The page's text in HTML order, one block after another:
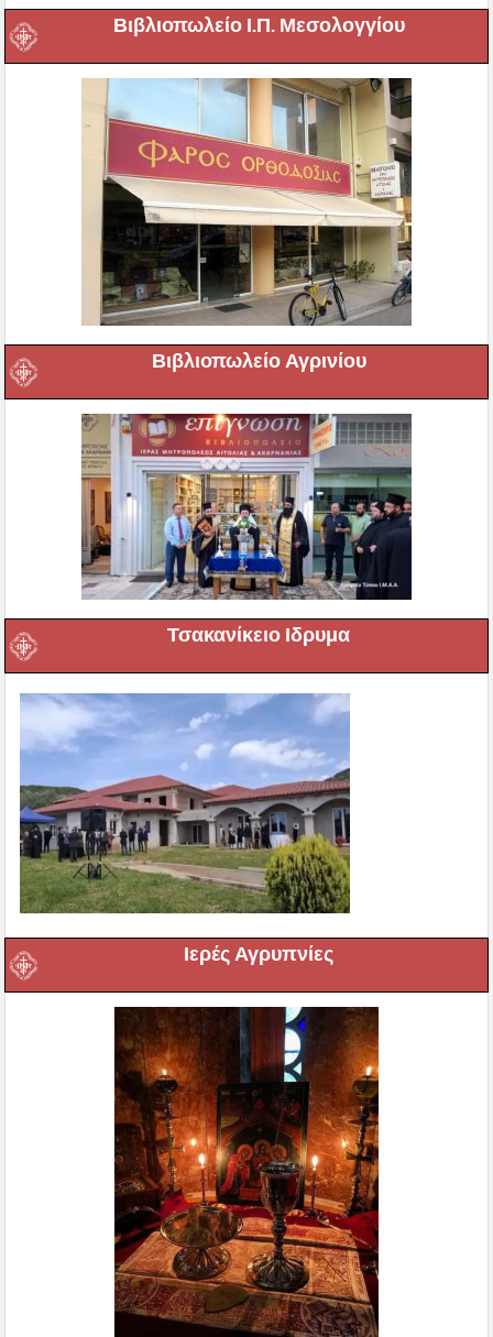
Βιβλιοπωλείο Ι.Π. Μεσολογγίου
Βιβλιοπωλείο Αγρινίου
Τσακανίκειο Ιδρυμα
Ιερές Αγρυπνίες